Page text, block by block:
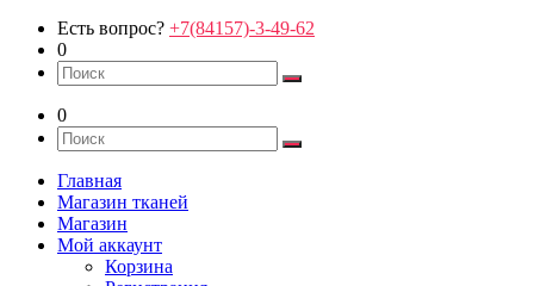
Есть вопрос? +7(84157)-3-49-62
0
0
Главная
Магазин тканей
Магазин
Мой аккаунт
Корзина